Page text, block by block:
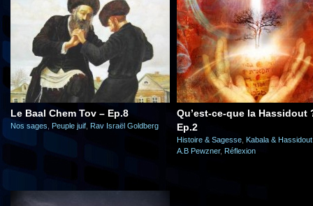
Le Baal Chem Tov – Ep.8
Nos sages Peuple juif Rav Israël Goldberg
Qu’est-ce-que la Hassidout
Ep.2
Histoire & Sagesse Kabala & Hassidout
A.B Pewzner, Réflexion